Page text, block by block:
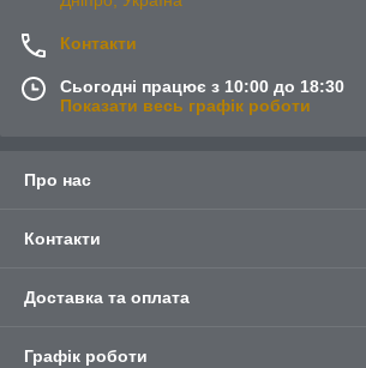
Контакти
Сьогодні працює з 10:00 до 18:30
Показати весь графік роботи
Про нас
Контакти
Доставка та оплата
Графік роботи